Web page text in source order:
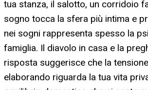
tua stanza, il salotto, un corridoio
sogno tocca la sfera più intima e
nei sogni rappresenta spesso la
famiglia. Il diavolo in casa e la
risposta suggerisce che la
elaborando riguarda la tua vita